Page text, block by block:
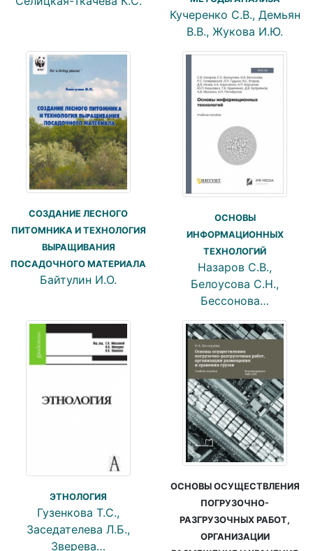
Кучеренко С.В., Демьян
В.В., Жукова И.Ю.
СОЗДАНИЕ ЛЕСНОГО
ПИТОМНИКА И ТЕХНОЛОГИЯ
ВЫРАЩИВАНИЯ
ПОСАДОЧНОГО МАТЕРИАЛА
Байтулин И.О.
ОСНОВЫ
ИНФОРМАЦИОННЫХ
ТЕХНОЛОГИЙ
Назаров С.В.,
Белоусова С.Н.,
Бессонова…
ЭТНОЛОГИЯ
Гузенкова Т.С.,
Заседателева Л.Б.,
Зверева…
ОСНОВЫ ОСУЩЕСТВЛЕНИЯ
ПОГРУЗОЧНО-
РАЗГРУЗОЧНЫХ РАБОТ,
ОРГАНИЗАЦИИ